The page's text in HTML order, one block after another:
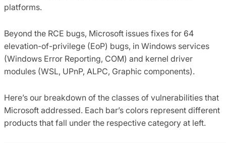
platforms.
Beyond the RCE bugs, Microsoft issues fixes for 64
elevation-of-privilege (EoP) bugs, in Windows services
(Windows Error Reporting, COM) and kernel driver
modules (WSL, UPnP, ALPC, Graphic components).
Here’s our breakdown of the classes of vulnerabilities that
Microsoft addressed. Each bar’s colors represent different
products that fall under the respective category at left.